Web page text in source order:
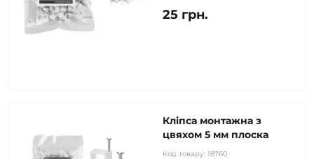
25 грн.
Кліпса монтажна з
цвяхом 5 мм плоска
Код товару: 18760